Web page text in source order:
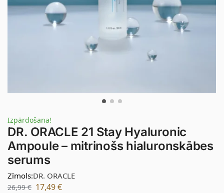
Izpārdošana!
DR. ORACLE 21 Stay Hyaluronic
Ampoule – mitrinošs hialuronskābes
serums
Zīmols:DR. ORACLE
26,99€ 17,49€